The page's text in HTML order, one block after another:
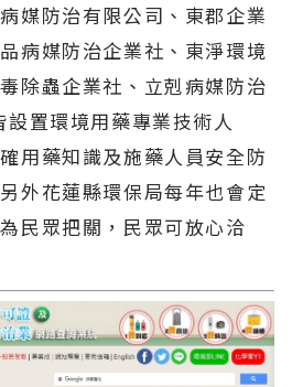
媒防治有限公司、東郡企業
病媒防治企業社、東淨環境
除蟲企業社、立剋病媒防治
置環境用藥專業技術人
用藥知識及施藥人員安全防
外花蓮縣環保局每年也會定
民眾把關，民眾可放心洽